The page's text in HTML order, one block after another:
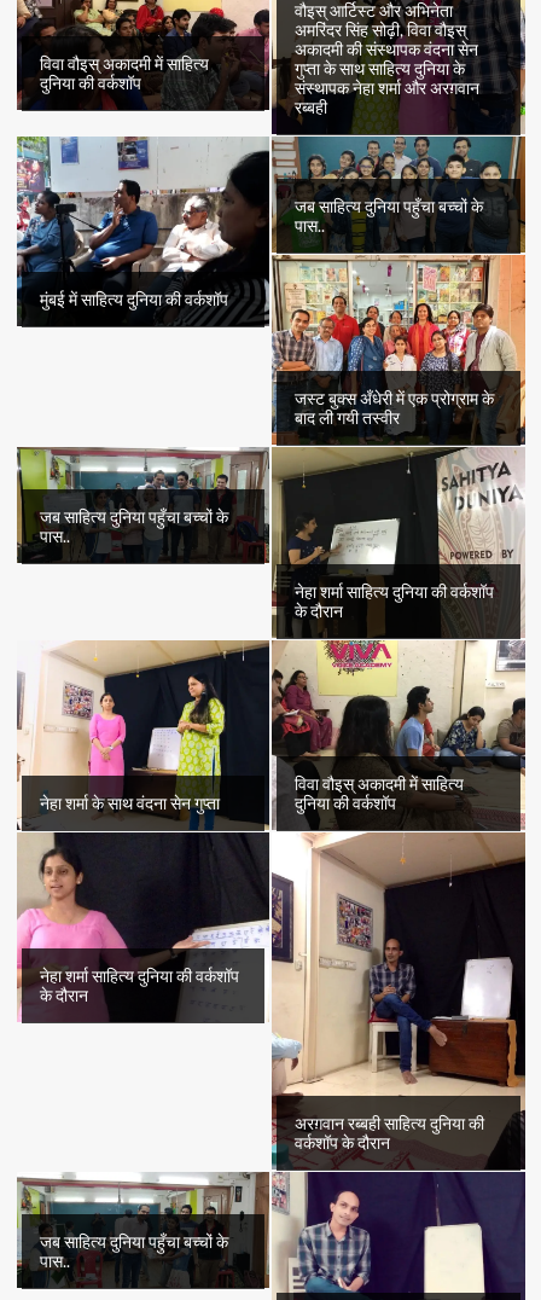
विवा वौइस् अकादमी में साहित्य
दुनिया की वर्कशॉप
वौइस् आर्टिस्ट और अभिनेता
अमरिंदर सिंह सोढ़ी, विवा वौइस्
अकादमी की संस्थापक वंदना सेन
गुप्ता के साथ साहित्य दुनिया के
संस्थापक नेहा शर्मा और अरग़वान
रब्बही
मुंबई में साहित्य दुनिया की वर्कशॉप
जब साहित्य दुनिया पहुँचा बच्चों के
पास..
जस्ट बुक्स अँधेरी में एक प्रोग्राम के
बाद ली गयी तस्वीर
जब साहित्य दुनिया पहुँचा बच्चों के
पास..
नेहा शर्मा साहित्य दुनिया की वर्कशॉप
के दौरान
नेहा शर्मा के साथ वंदना सेन गुप्ता
विवा वौइस् अकादमी में साहित्य
दुनिया की वर्कशॉप
नेहा शर्मा साहित्य दुनिया की वर्कशॉप
के दौरान
अरग़वान रब्बही साहित्य दुनिया की
वर्कशॉप के दौरान
जब साहित्य दुनिया पहुँचा बच्चों के
पास..